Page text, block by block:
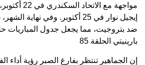
مواجهة مع
إيجيل نوار في 25 أكتوبر. وفي
ضد بتروجيت، مما يجعل جدول المباريات
بارينيتي الحلقة 85
إن الجماهير تنتظر بفارغ الصبر رؤية أداء